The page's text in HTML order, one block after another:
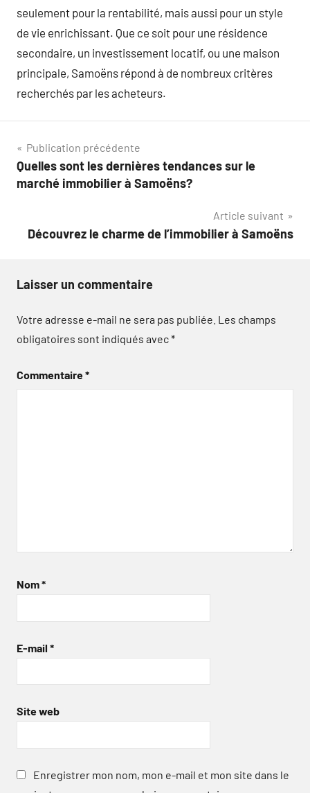
seulement pour la rentabilité, mais aussi pour un style
de vie enrichissant. Que ce soit pour une résidence
secondaire, un investissement locatif, ou une maison
principale, Samoëns répond à de nombreux critères
recherchés par les acheteurs.
Navigation
de
Publication précédente
Quelles sont les dernières tendances sur le
marché immobilier à Samoëns?
Article suivant
Découvrez le charme de l’immobilier à Samoëns
Laisser un commentaire
Votre adresse e-mail ne sera pas publiée. Les champs
obligatoires sont indiqués avec*
Commentaire*
Nom*
E-mail *
Site web
Enregistrer mon nom, mon e-mail et mon site dans le